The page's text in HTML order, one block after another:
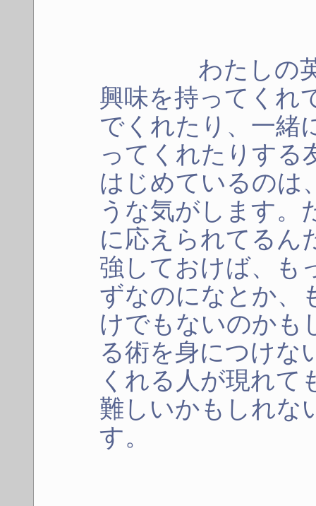
わたしの英語
興味を持ってくれ
でくれたり、一緒
ってくれたりする
はじめているのは
うな気がします。
に応えられてるん
強しておけば、も
ずなのになとか、
けでもないのかも
る術を身につけな
くれる人が現れて
難しいかもしれな
す。